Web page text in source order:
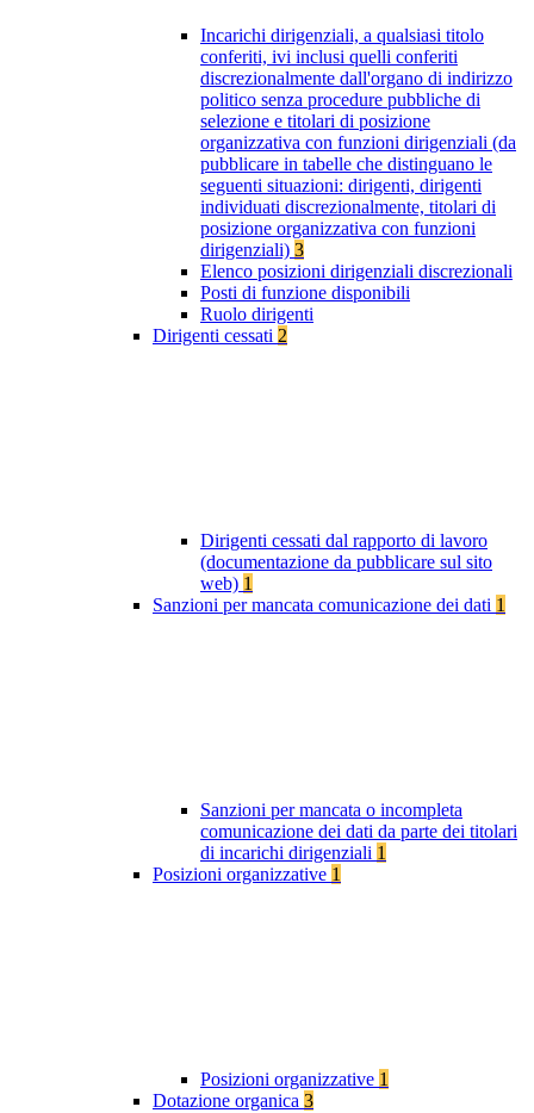
Incarichi dirigenziali, a qualsiasi titolo
conferiti, ivi inclusi quelli conferiti
discrezionalmente dall'organo di indirizzo
politico senza procedure pubbliche di
selezione e titolari di posizione
organizzativa con funzioni dirigenziali (da
pubblicare in tabelle che distinguano le
seguenti situazioni: dirigenti, dirigenti
individuati discrezionalmente, titolari di
posizione organizzativa con funzioni
dirigenziali) 3
Elenco posizioni dirigenziali discrezionali
Posti di funzione disponibili
Ruolo dirigenti
Dirigenti cessati 2
Dirigenti cessati dal rapporto di lavoro
(documentazione da pubblicare sul sito
web) 1
Sanzioni per mancata comunicazione dei dati 1
Sanzioni per mancata o incompleta
comunicazione dei dati da parte dei titolari
di incarichi dirigenziali 1
Posizioni organizzative 1
Posizioni organizzative 1
Dotazione organica 3